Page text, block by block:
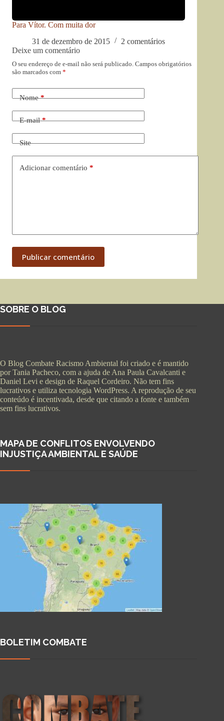
Para Vítor. Com muita dor
31 de dezembro de 2015
2 comentários
Deixe um comentário
O seu endereço de e-mail não será publicado. Campos obrigatórios
são marcados com *
Nome*
E-mail*
Site
Adicionar comentário *
Publicar comentário
SOBRE O BLOG
O Blog Combate Racismo Ambiental foi criado e é mantido
por Tania Pacheco, com a ajuda de Ana Paula Cavalcanti e
Daniel Levi e design de Raquel Cordeiro. Não tem fins
lucrativos e utiliza tecnologia WordPress. A reprodução de seu
conteúdo é incentivada, desde que citando a fonte e também
sem fins lucrativos.
MAPA DE CONFLITOS ENVOLVENDO
INJUSTIÇA AMBIENTAL E SAÚDE
BOLETIM COMBATE